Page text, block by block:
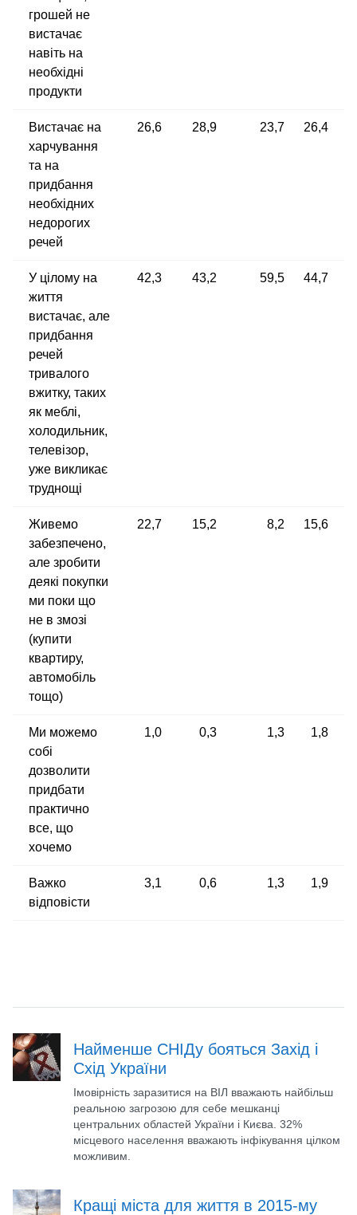
грошей не
вистачає
навіть на
необхідні
продукти
Вистачає на
харчування
та на
придбання
необхідних
недорогих
речей
26,6 28,9 23,7 26,4
У цілому на
життя
вистачає, але
придбання
речей
тривалого
вжитку, таких
як меблі,
холодильник,
телевізор,
уже викликає
труднощі
42,3 43,2 59,5 44,7
Живемо
забезпечено,
але зробити
деякі покупки
ми поки що
не в змозі
(купити
квартиру,
автомобіль
тощо)
22,7 15,2 8,2 15,6
Ми можемо
собі
дозволити
придбати
практично
все, що
хочемо
1,0 0,3 1,3 1,8
Важко
відповісти
3,1 0,6 1,3 1,9
Найменше СНІДу бояться Захід і
Схід України
Імовірність заразитися на ВІЛ вважають найбільш
реальною загрозою для себе мешканці
центральних областей України і Києва. 32%
місцевого населення вважають інфікування цілком
можливим.
Кращі міста для життя в 2015-му